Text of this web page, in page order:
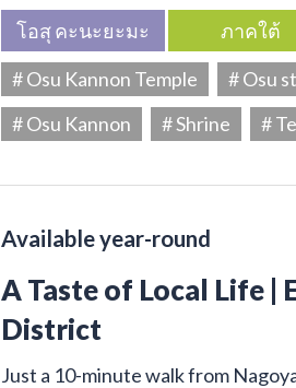
โอสุ คะนะยะมะ ภาคใต้
# Osu Kannon Temple
# Osu
# Osu Kannon
# Shrine #
Available year-round
A Taste of Local Life |
District
Just a 10-minute walk from